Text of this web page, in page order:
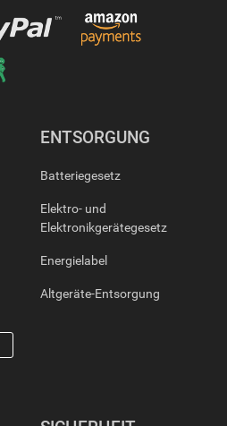
ENTSORGUNG
Batteriegesetz
Elektro- und
Elektronikgerätegesetz
Energielabel
Altgeräte-Entsorgung